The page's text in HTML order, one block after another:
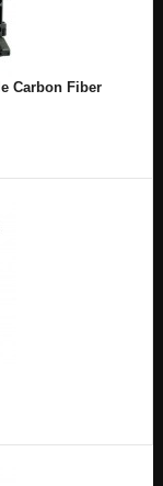
Carbon Fiber